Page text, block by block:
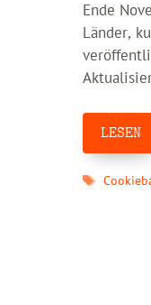
Ende
Länder,
LESEN